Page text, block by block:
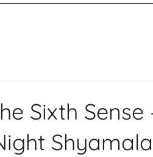
Sixth Sense